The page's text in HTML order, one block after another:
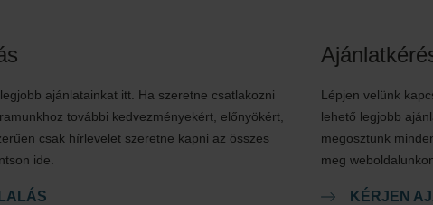
ajánlatainkat itt. Ha szeretne csatlakozni
további kedvezményekért, előnyökért,
csak hírlevelet szeretne kapni az összes
ide.
Lépjen velünk
lehető legjobb
megosztunk
meg
KÉRJEN